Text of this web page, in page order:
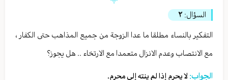
السؤال: ٢
التفكير بالنساء مطلقا ما عدا الزوجة من جميع المذاهب حتى الكفار ،
مع الانتصاب وعدم الانزال متعمدا مع الارتخاء .. هل يجوز؟
الجواب: لا يحرم إذا لم ينته إلى محرم.